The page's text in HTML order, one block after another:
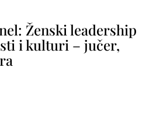
Ženski leadership
i kulturi – jučer,